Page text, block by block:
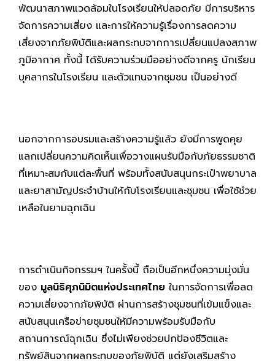
พัฒนาสภาพแวดล้อมในโรงเรียนให้ปลอดภัย มีการบริหาร
จัดการความเสี่ยง และการให้ความรู้เรื่องการลดความ
เสี่ยงจากภัยพิบัติและผลกระทบจากการเปลี่ยนแปลงสภาพ
ภูมิอากาศ ทั้งนี้ ได้รับความร่วมมืออย่างดีจากครู นักเรียน
บุคลากรในโรงเรียน และตัวแทนจากชุมชน เป็นอย่างดี
นอกจากการอบรมและสร้างความรู้แล้ว ยังมีการพูดคุย
แลกเปลี่ยนความคิดเห็นเพื่อวางแผนรับมือกับภัยธรรมชาติ
ที่เหมาะสมกับแต่ละพื้นที่ พร้อมทั้งสนับสนุนกระเป๋าพยาบาล
และยาสามัญประจำบ้านให้กับโรงเรียนและชุมชน เพื่อใช้ช่วย
เหลือในยามฉุกเฉิน
การดำเนินกิจกรรมฯ ในครั้งนี้ ถือเป็นอีกหนึ่งความมุ่งมั่น
ของ มูลนิธิศุภนิมิตแห่งประเทศไทย ในการจัดการเพื่อลด
ความเสี่ยงจากภัยพิบัติ ผ่านการสร้างชุมชนที่เข้มแข็งและ
สนับสนุนเครือข่ายชุมชนให้มีความพร้อมรับมือกับ
สถานการณ์ฉุกเฉิน ซึ่งไม่เพียงช่วยปกป้องชีวิตและ
ทรัพย์สินจากผลกระทบของภัยพิบัติ แต่ยังเสริมสร้าง